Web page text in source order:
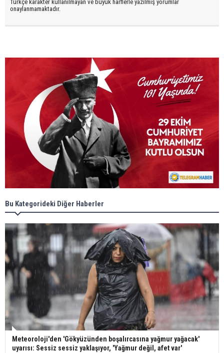
Türkçe karakter kullanılmayan ve büyük harflerle yazılmış yorumlar
onaylanmamaktadır.
Bu Kategorideki Diğer Haberler
Meteoroloji'den 'Gökyüzünden boşalırcasına yağmur yağacak'
uyarısı: Sessiz sessiz yaklaşıyor, 'Yağmur değil, afet var'